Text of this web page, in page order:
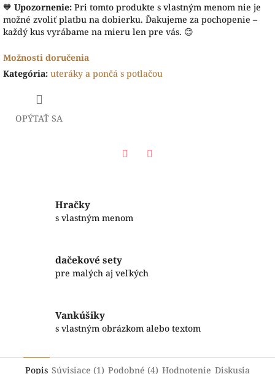
🧡 Upozornenie: Pri tomto produkte s vlastným menom nie je
možné zvoliť platbu na dobierku. Ďakujeme za pochopenie –
každý kus vyrábame na mieru len pre vás. 😊
Možnosti doručenia
Kategória: uteráky a pončá s potlačou
OPÝTAŤ SA
Hračky
s vlastným menom
dačekové sety
pre malých aj veľkých
Vankúšiky
s vlastným obrázkom alebo textom
Popis Súvisiace (1) Podobné (4) Hodnotenie Diskusia